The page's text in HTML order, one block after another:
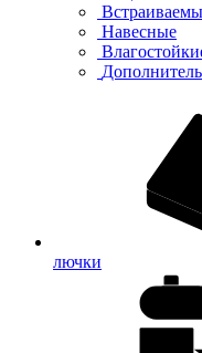
Навесные
лючки